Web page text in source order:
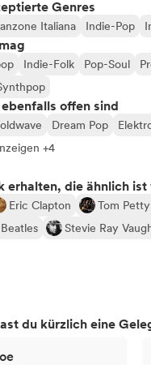
Genres
Italiana Indie-Pop
Indie-Folk Pop-Soul
offen sind
Dream Pop
+4
erhalten, die ähnlich ist
Eric Clapton Tom
Stevie Ray
du kürzlich eine